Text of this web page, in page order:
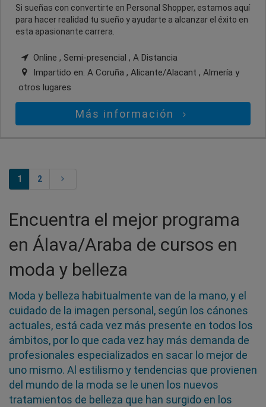
Si sueñas con convertirte en Personal Shopper, estamos aquí
para hacer realidad tu sueño y ayudarte a alcanzar el éxito en
esta apasionante carrera.
Online , Semi-presencial , A Distancia
Impartido en: A Coruña , Alicante/Alacant , Almería y
otros lugares
Más información
1 2
Encuentra el mejor programa
en Álava/Araba de cursos en
moda y belleza
Moda y belleza habitualmente van de la mano, y el
cuidado de la imagen personal, según los cánones
actuales, está cada vez más presente en todos los
ámbitos, por lo que cada vez hay más demanda de
profesionales especializados en sacar lo mejor de
uno mismo. Al estilismo y tendencias que provienen
del mundo de la moda se le unen los nuevos
tratamientos de belleza que han surgido en los